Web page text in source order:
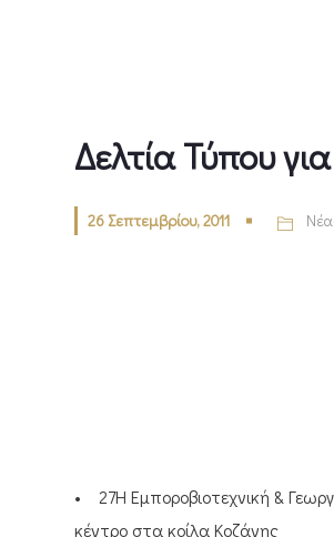
Δελτία Τύπου
26 Σεπτεμβρίου, 2011
• 27Η Εμποροβιοτεχνική &
κέντρο στα κοίλα Κοζάνης